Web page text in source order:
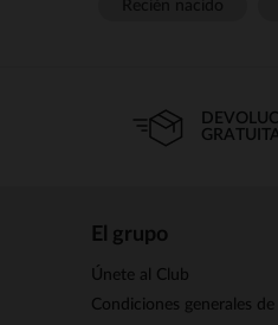
El grupo
Únete al Club
Condiciones generales